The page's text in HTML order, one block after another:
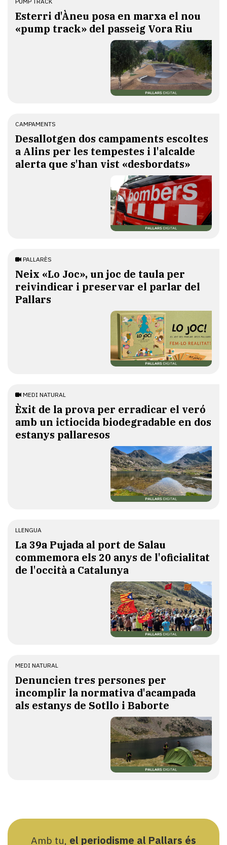
Esterri d'Àneu posa en marxa el nou
«pump track» del passeig Vora Riu
CAMPAMENTS
​Desallotgen dos campaments escoltes
a Alins per les tempestes i l'alcalde
alerta que s'han vist «desbordats»
PALLARÈS
​Neix «Lo Joc», un joc de taula per
reivindicar i preservar el parlar del
Pallars
MEDI NATURAL
Èxit de la prova per erradicar el veró
amb un ictiocida biodegradable en dos
estanys pallaresos
LLENGUA
​La 39a Pujada al port de Salau
commemora els 20 anys de l'oficialitat
de l'occità a Catalunya
MEDI NATURAL
Denuncien tres persones per
incomplir la normativa d'acampada
als estanys de Sotllo i Baborte
Amb tu, el periodisme al Pallars és